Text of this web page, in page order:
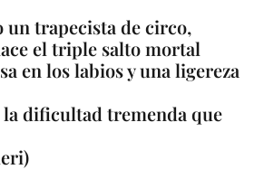
trapecista de circo,
el triple salto mortal
en los labios y una ligereza
la dificultad tremenda que